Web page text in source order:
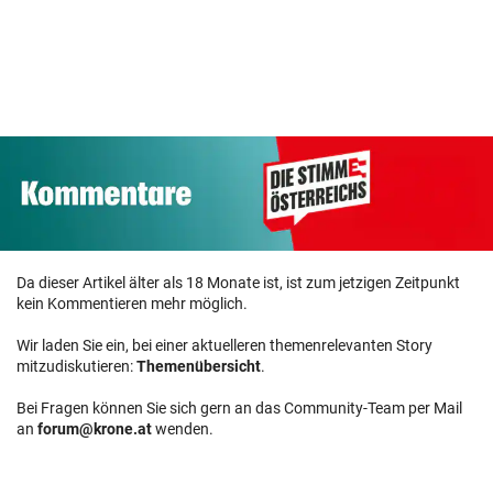
Da dieser Artikel älter als 18 Monate ist, ist zum jetzigen Zeitpunkt
kein Kommentieren mehr möglich.
Wir laden Sie ein, bei einer aktuelleren themenrelevanten Story
mitzudiskutieren:Themenübersicht.
Bei Fragen können Sie sich gern an das Community-Team per Mail
an forum@krone.atwenden.